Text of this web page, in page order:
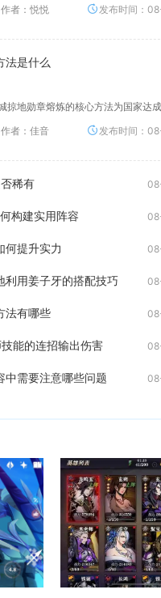
作者：悦悦
发布时间：
法是什么
掠地勋章熔炼的核心方法为国家达
作者：佳音
发布时间：
稀有
构建实用阵容
何提升实力
利用姜子牙的搭配技巧
法有哪些
能的连招输出伤害
中需要注意哪些问题